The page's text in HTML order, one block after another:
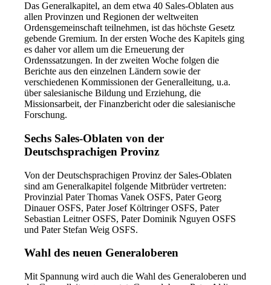
Das Generalkapitel, an dem etwa 40 Sales-Oblaten aus
allen Provinzen und Regionen der weltweiten
Ordensgemeinschaft teilnehmen, ist das höchste Gesetz
gebende Gremium. In der ersten Woche des Kapitels ging
es daher vor allem um die Erneuerung der
Ordenssatzungen. In der zweiten Woche folgen die
Berichte aus den einzelnen Ländern sowie der
verschiedenen Kommissionen der Generalleitung, u.a.
über salesianische Bildung und Erziehung, die
Missionsarbeit, der Finanzbericht oder die salesianische
Forschung.
Sechs Sales-Oblaten von der
Deutschsprachigen Provinz
Von der Deutschsprachigen Provinz der Sales-Oblaten
sind am Generalkapitel folgende Mitbrüder vertreten:
Provinzial Pater Thomas Vanek OSFS, Pater Georg
Dinauer OSFS, Pater Josef Költringer OSFS, Pater
Sebastian Leitner OSFS, Pater Dominik Nguyen OSFS
und Pater Stefan Weig OSFS.
Wahl des neuen Generaloberen
Mit Spannung wird auch die Wahl des Generaloberen und